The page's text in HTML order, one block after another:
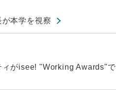
本学を視察
ィがisee! "Working Awards"